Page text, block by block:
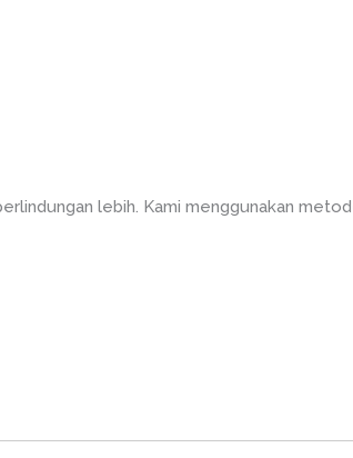
lebih. Kami menggunakan